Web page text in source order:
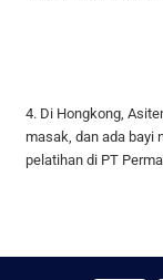
4. Di Hongkong,
masak, dan ada bayi
pelatihan di PT